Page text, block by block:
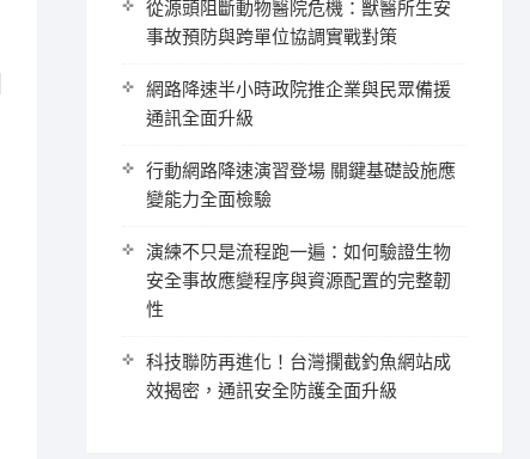
從源頭阻斷動物醫院危機：獸醫所生安
事故預防與跨單位協調實戰對策
網路降速半小時政院推企業與民眾備援
通訊全面升級
行動網路降速演習登場 關鍵基礎設施應
變能力全面檢驗
演練不只是流程跑一遍：如何驗證生物
安全事故應變程序與資源配置的完整韌
性
科技聯防再進化！台灣攔截釣魚網站成
效揭密，通訊安全防護全面升級